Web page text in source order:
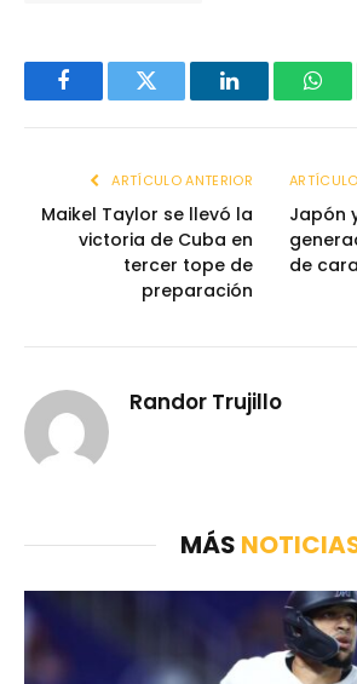
FacebookTwitter LinkedIn
ARTÍCULO ANTERIOR
Maikel Taylor se llevó la
victoria de Cuba en
tercer tope de
preparación
Japón
de
Randor Trujillo
MÁS